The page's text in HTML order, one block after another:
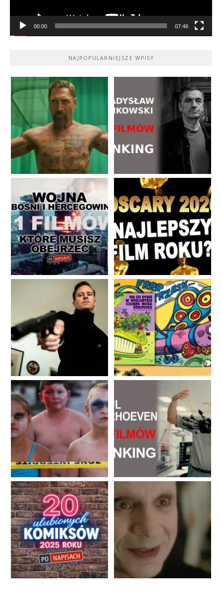
00:00 07:46
NAJPOPULARNIEJSZE WPISY